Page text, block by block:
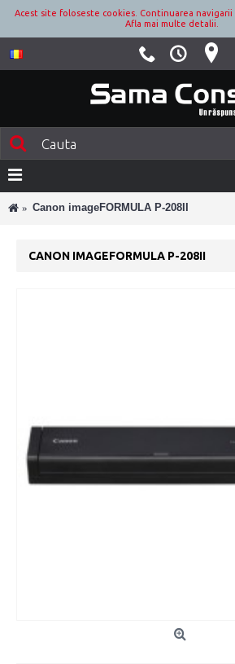
Acest site foloseste cookies. Continuarea navigarii
Afla mai multe detalii.
Canon imageFORMULA P-208II
CANON IMAGEFORMULA P-208II